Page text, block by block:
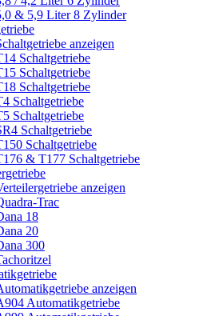
& 5,9 Liter 8 Zylinder
anzeigen
Schaltgetriebe
Schaltgetriebe
Schaltgetriebe
Schaltgetriebe
Schaltgetriebe
Schaltgetriebe
Schaltgetriebe
& T177 Schaltgetriebe
anzeigen
Trac
18
20
300
anzeigen
Automatikgetriebe